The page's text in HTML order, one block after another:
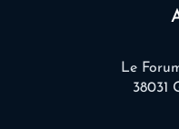
Le
38031